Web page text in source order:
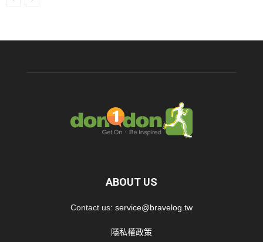
ABOUT US
Contact us: service@bravelog.tw
隱私權政策